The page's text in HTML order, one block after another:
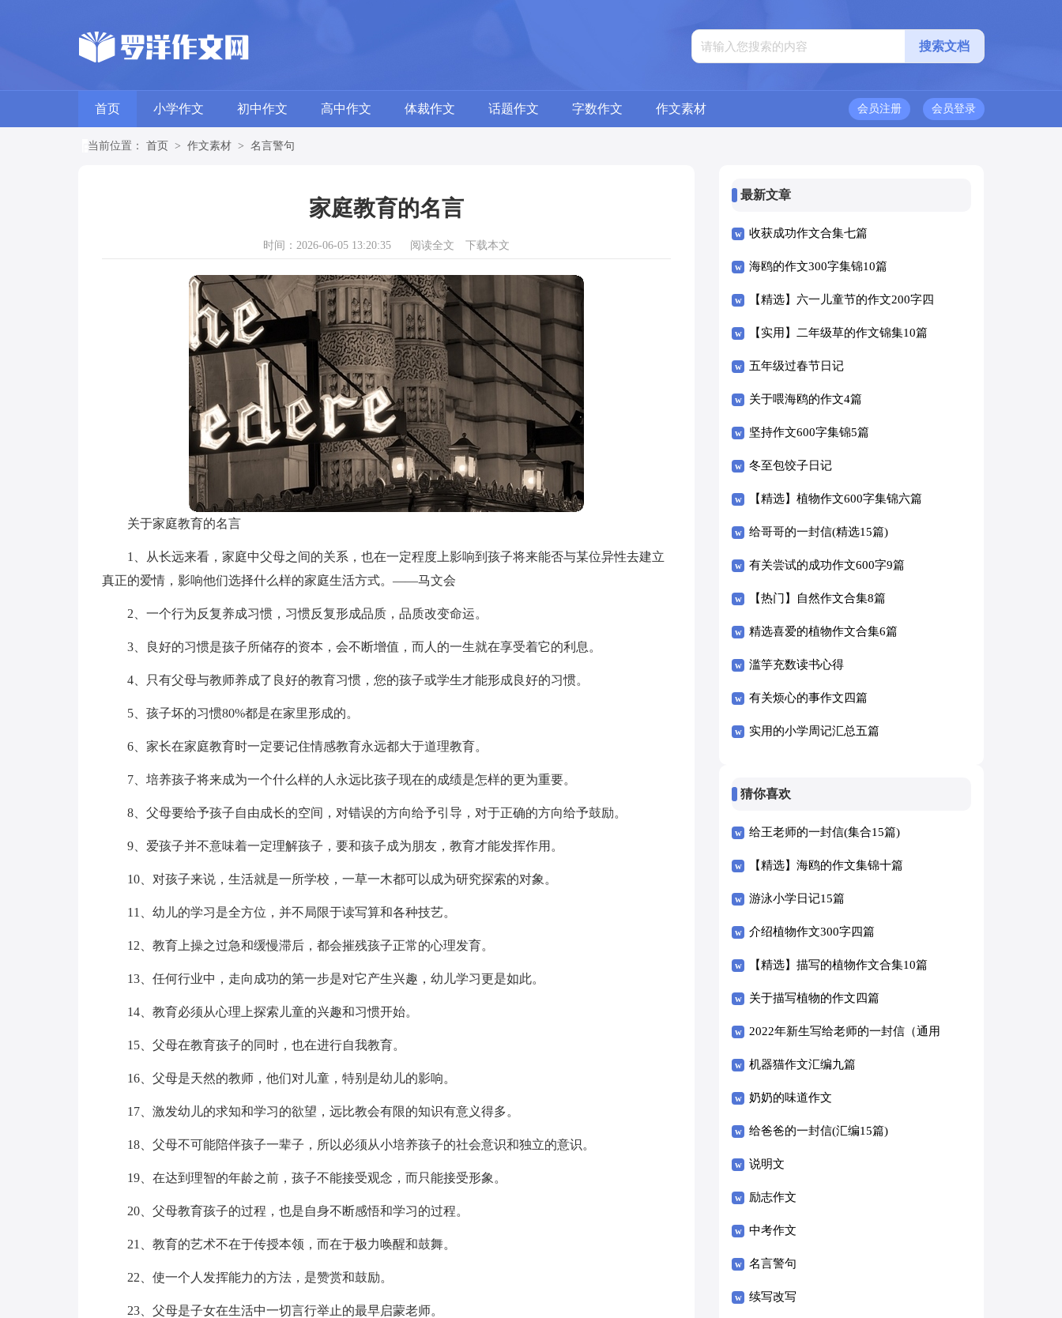
首页 小学作文 初中作文 高中作文 体裁作文 话题作文 字数作文 作文素材 会员登录
会员注册
当前位置： 首页 > 作文素材 > 名言警句
家庭教育的名言
时间：2026-06-05 13:20:35 阅读全文 下载本文
关于家庭教育的名言
1、从长远来看，家庭中父母之间的关系，也在一定程度上影响到孩子将来能否与某位异性去建立
真正的爱情，影响他们选择什么样的家庭生活方式。——马文会
2、一个行为反复养成习惯，习惯反复形成品质，品质改变命运。
3、良好的习惯是孩子所储存的资本，会不断增值，而人的一生就在享受着它的利息。
4、只有父母与教师养成了良好的教育习惯，您的孩子或学生才能形成良好的习惯。
5、孩子坏的习惯80%都是在家里形成的。
6、家长在家庭教育时一定要记住情感教育永远都大于道理教育。
7、培养孩子将来成为一个什么样的人永远比孩子现在的成绩是怎样的更为重要。
8、父母要给予孩子自由成长的空间，对错误的方向给予引导，对于正确的方向给予鼓励。
9、爱孩子并不意味着一定理解孩子，要和孩子成为朋友，教育才能发挥作用。
10、对孩子来说，生活就是一所学校，一草一木都可以成为研究探索的对象。
11、幼儿的学习是全方位，并不局限于读写算和各种技艺。
12、教育上操之过急和缓慢滞后，都会摧残孩子正常的心理发育。
13、任何行业中，走向成功的第一步是对它产生兴趣，幼儿学习更是如此。
14、教育必须从心理上探索儿童的兴趣和习惯开始。
15、父母在教育孩子的同时，也在进行自我教育。
16、父母是天然的教师，他们对儿童，特别是幼儿的影响。
17、激发幼儿的求知和学习的欲望，远比教会有限的知识有意义得多。
18、父母不可能陪伴孩子一辈子，所以必须从小培养孩子的社会意识和独立的意识。
19、在达到理智的年龄之前，孩子不能接受观念，而只能接受形象。
20、父母教育孩子的过程，也是自身不断感悟和学习的过程。
21、教育的艺术不在于传授本领，而在于极力唤醒和鼓舞。
22、使一个人发挥能力的方法，是赞赏和鼓励。
23、父母是子女在生活中一切言行举止的最早启蒙老师。
最新文章
收获成功作文合集七篇
海鸥的作文300字集锦10篇
【精选】六一儿童节的作文200字四
篇
【实用】二年级草的作文锦集10篇
五年级过春节日记
关于喂海鸥的作文4篇
坚持作文600字集锦5篇
冬至包饺子日记
【精选】植物作文600字集锦六篇
给哥哥的一封信(精选15篇)
有关尝试的成功作文600字9篇
【热门】自然作文合集8篇
精选喜爱的植物作文合集6篇
滥竽充数读书心得
有关烦心的事作文四篇
实用的小学周记汇总五篇
猜你喜欢
给王老师的一封信(集合15篇)
【精选】海鸥的作文集锦十篇
游泳小学日记15篇
介绍植物作文300字四篇
【精选】描写的植物作文合集10篇
关于描写植物的作文四篇
2022年新生写给老师的一封信（通用
8篇）
机器猫作文汇编九篇
奶奶的味道作文
给爸爸的一封信(汇编15篇)
说明文
励志作文
中考作文
名言警句
续写改写